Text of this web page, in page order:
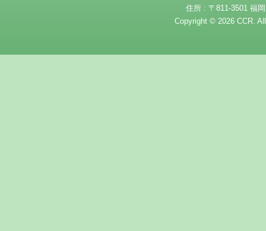
住所 : 〒811-3501 福
Copyright © 2026 CCR.